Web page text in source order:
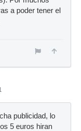
a poder tener el
publicidad, lo
5 euros hiran